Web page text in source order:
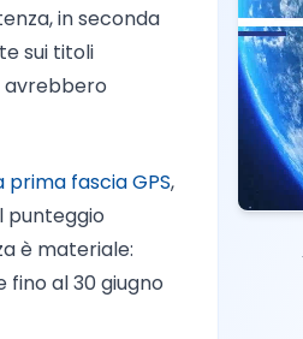
in seconda
sui titoli
avrebbero
fascia GPS,
punteggio
è materiale:
al 30 giugno